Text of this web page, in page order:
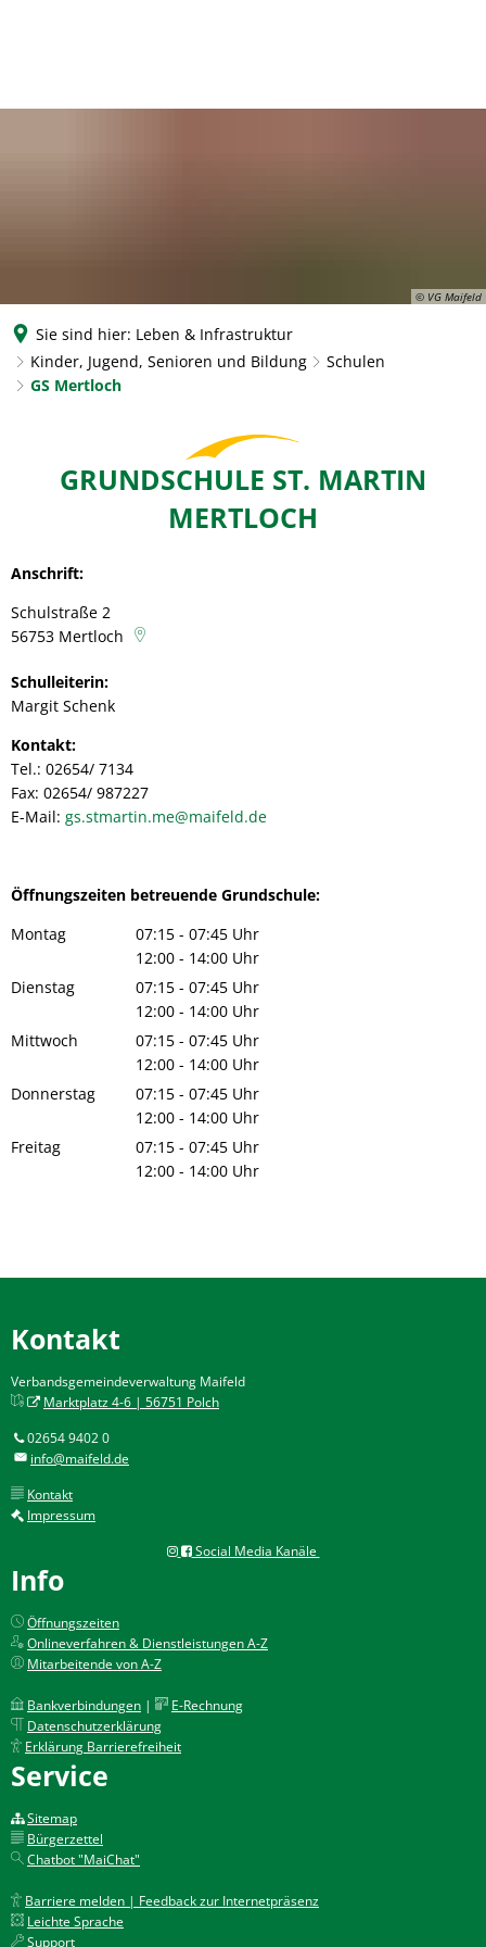
© VG Maifeld
Sie sind hier: Leben & Infrastruktur
Kinder, Jugend, Senioren und Bildung
Schulen
GS Mertloch
MertlochGRUNDSCHULE ST. MARTIN
MERTLOCH
Anschrift:
Schulstraße 2
56753 Mertloch
Schulleiterin:
Margit Schenk
Kontakt:
Tel.: 02654/ 7134
Fax: 02654/ 987227
E-Mail: gs.stmartin.me@maifeld.de
Öffnungszeiten betreuende Grundschule:
Montag
07:15 - 07:45 Uhr
Von 07:15 bis 07:45 Uhr
12:00 - 14:00 Uhr
Von 12:00 bis 14:00 Uhr
Dienstag 07:15 - 07:45 Uhr
Von 07:15 bis 07:45 Uhr
12:00 - 14:00 Uhr
Von 12:00 bis 14:00 Uhr
Mittwoch 07:15 - 07:45 Uhr
Von 07:15 bis 07:45 Uhr
12:00 - 14:00 Uhr
Von 12:00 bis 14:00 Uhr
Donnerstag 07:15 - 07:45 Uhr
Von 07:15 bis 07:45 Uhr
12:00 - 14:00 Uhr
Von 12:00 bis 14:00 Uhr
Freitag 07:15 - 07:45 Uhr
Von 07:15 bis 07:45 Uhr
12:00 - 14:00 Uhr
Kontakt
Verbandsgemeindeverwaltung Maifeld
Marktplatz 4-6 | 56751 Polch
02654 9402 0
info@maifeld.de
Kontakt
Impressum
Social Media Kanäle
Info
Öffnungszeiten
Onlineverfahren & Dienstleistungen A-Z
Mitarbeitende von A-Z
Bankverbindungen |
E-Rechnung
Datenschutzerklärung
Erklärung Barrierefreiheit
Service
Sitemap
Bürgerzettel
Chatbot "MaiChat"
Barriere melden | Feedback zur Internetpräsenz
Leichte Sprache
Support